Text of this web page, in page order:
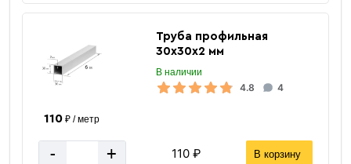
Труба профильная
30х30х2 мм
В наличии
4.8 4
110₽ / метр
- + 110 ₽ В корзину